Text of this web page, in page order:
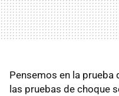
Pensemos en la
las pruebas de choque